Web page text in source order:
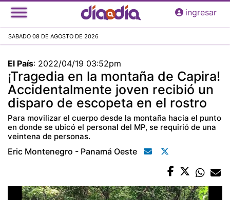
Pasar
al
principal
ingresar
SABADO 08 DE AGOSTO DE 2026
El País: 2022/04/19 03:52pm
¡Tragedia en la montaña de Capira!
Accidentalmente joven recibió un
disparo de escopeta en el rostro
Para movilizar el cuerpo desde la montaña hacia el punto
en donde se ubicó el personal del MP, se requirió de una
veintena de personas.
Eric Montenegro - Panamá Oeste